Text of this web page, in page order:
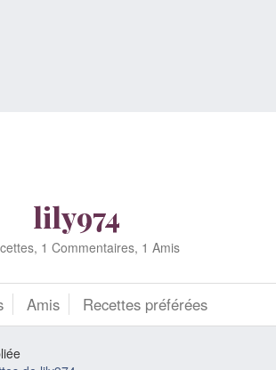
lily974
1 Commentaires, 1 Amis
Amis Recettes préférées